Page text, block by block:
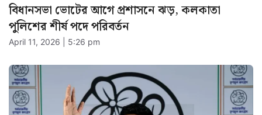
বিধানসভা ভোটের আগে প্রশাসনে ঝড়, কলকাতা
পুলিশের শীর্ষ পদে পরিবর্তন
April 11, 2026 | 5:26 pm